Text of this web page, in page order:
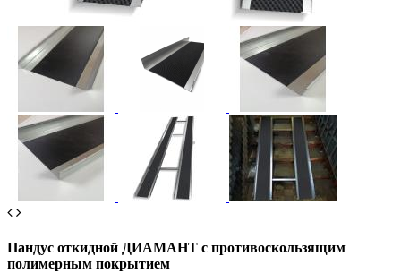
Пандус откидной ДИАМАНТ с противоскользящим
полимерным покрытием